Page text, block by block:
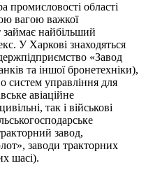
промисловості області
вагою важкої
займає найбільший
У Харкові знаходяться
«Завод
та іншої бронетехніки),
систем управління для
авіаційне
так і військові
завод,
заводи тракторних
шасі).